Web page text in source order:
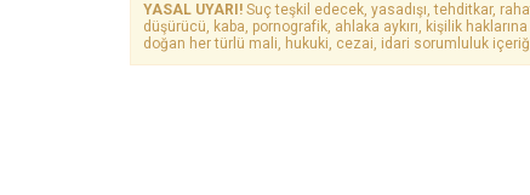
YASAL UYARI! Suç teşkil edecek, yasadışı, tehditkar,
düşürücü, kaba, pornografik, ahlaka aykırı, kişilik
doğan her türlü mali, hukuki, cezai, idari sorumluluk